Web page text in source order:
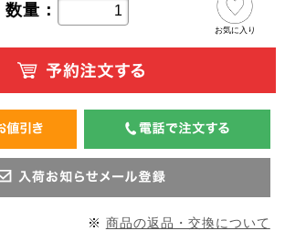
数量：
お気に入り
※ 商品の返品・交換について